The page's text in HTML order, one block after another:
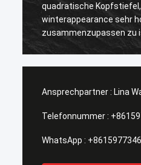
quadratische Kopfstiefel,
winterappearance sehr
zusammenzupassen zu
heraus getragen,
Ansprechpartner : Lina
Telefonnummer :
WhatsApp :